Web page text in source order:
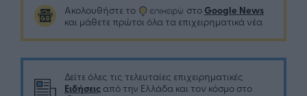
Ακολουθήστε το στο Google News
και μάθετε πρώτοι όλα τα επιχειρηματικά νέα
Δείτε όλες τις τελευταίες επιχειρηματικές
Ειδήσεις από την Ελλάδα και τον κόσμο στο